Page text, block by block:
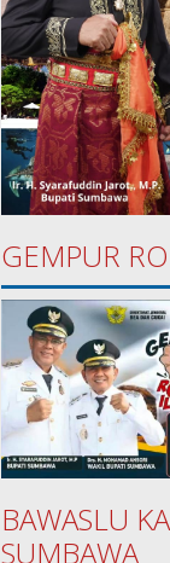
GEMPUR
BAWASLU
SUMBAWA